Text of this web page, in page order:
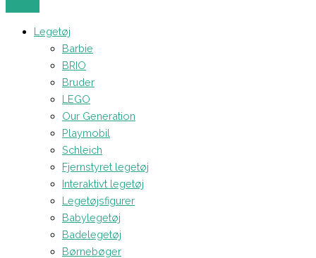
Legetøj
Barbie
BRIO
Bruder
LEGO
Our Generation
Playmobil
Schleich
Fjernstyret legetøj
Interaktivt legetøj
Legetøjsfigurer
Babylegetøj
Badelegetøj
Børnebøger